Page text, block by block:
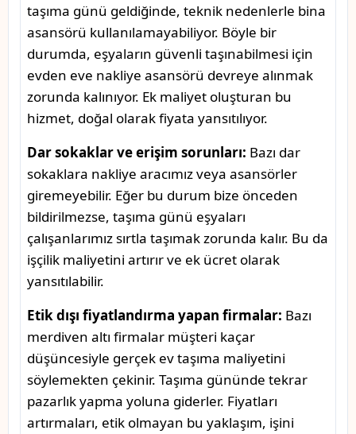
taşıma günü geldiğinde, teknik nedenlerle bina
asansörü kullanılamayabiliyor. Böyle bir
durumda, eşyaların güvenli taşınabilmesi için
evden eve nakliye asansörü devreye alınmak
zorunda kalınıyor. Ek maliyet oluşturan bu
hizmet, doğal olarak fiyata yansıtılıyor.
Dar sokaklar ve erişim sorunları: Bazı dar
sokaklara nakliye aracımız veya asansörler
giremeyebilir. Eğer bu durum bize önceden
bildirilmezse, taşıma günü eşyaları
çalışanlarımız sırtla taşımak zorunda kalır. Bu da
işçilik maliyetini artırır ve ek ücret olarak
yansıtılabilir.
Etik dışı fiyatlandırma yapan firmalar: Bazı
merdiven altı firmalar müşteri kaçar
düşüncesiyle gerçek ev taşıma maliyetini
söylemekten çekinir. Taşıma gününde tekrar
pazarlık yapma yoluna giderler. Fiyatları
artırmaları, etik olmayan bu yaklaşım, işini